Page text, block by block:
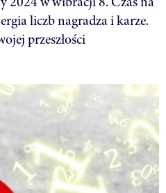
liczb nagradza i karze.
przeszłości